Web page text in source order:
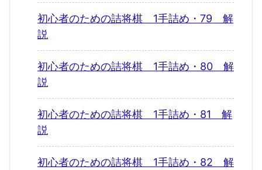
初心者のための詰将棋 1手詰め・79 解
説
初心者のための詰将棋 1手詰め・80 解
説
初心者のための詰将棋 1手詰め・81 解
説
初心者のための詰将棋 1手詰め・82 解